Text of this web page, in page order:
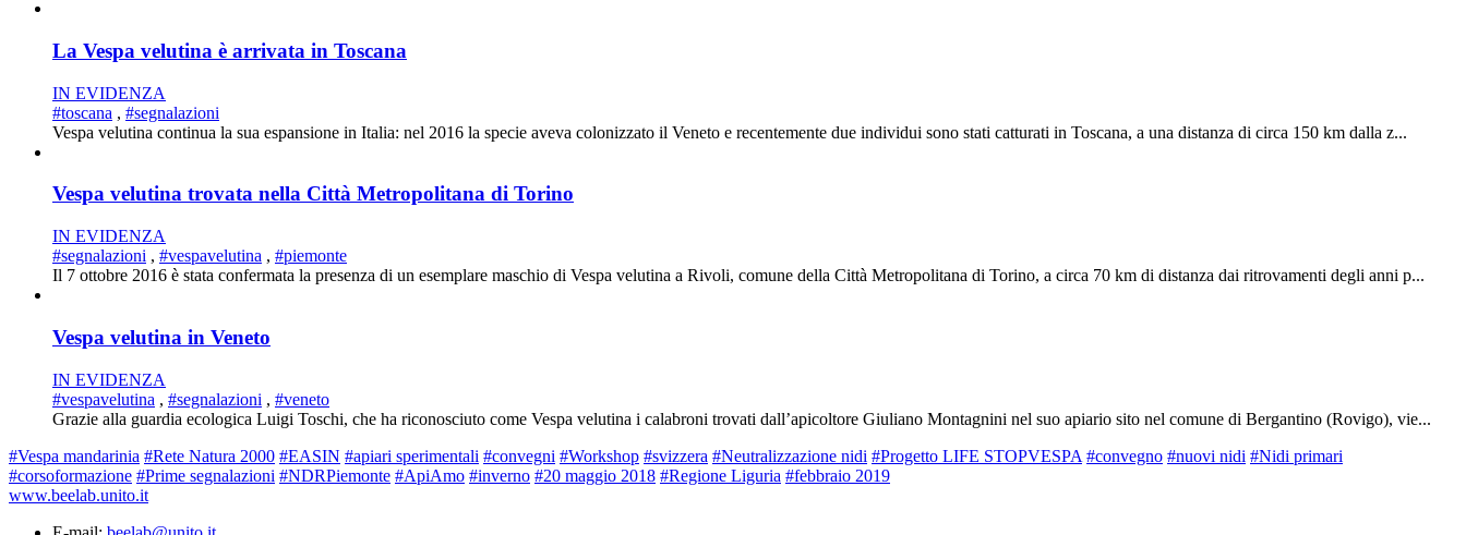
La Vespa velutina è arrivata in Toscana
IN EVIDENZA
#toscana , #segnalazioni
Vespa velutina continua la sua espansione in Italia: nel 2016 la specie aveva colonizzato il Veneto e recentemente due individui sono stati catturati in Toscana, a una distanza di circa 150 km dalla z...
Vespa velutina trovata nella Città Metropolitana di Torino
IN EVIDENZA
#segnalazioni , #vespavelutina , #piemonte
Il 7 ottobre 2016 è stata confermata la presenza di un esemplare maschio di Vespa velutina a Rivoli, comune della Città Metropolitana di Torino, a circa 70 km di distanza dai ritrovamenti degli anni p...
Vespa velutina in Veneto
IN EVIDENZA
#vespavelutina , #segnalazioni , #veneto
Grazie alla guardia ecologica Luigi Toschi, che ha riconosciuto come Vespa velutina i calabroni trovati dall’apicoltore Giuliano Montagnini nel suo apiario sito nel comune di Bergantino (Rovigo), vie...
#Vespa mandarinia #Rete Natura 2000 #EASIN #apiari sperimentali #convegni #Workshop #svizzera #Neutralizzazione nidi #Progetto LIFE STOPVESPA #convegno #nuovi nidi #Nidi primari
#corsoformazione #Prime segnalazioni #NDRPiemonte #ApiAmo #inverno #20 maggio 2018 #Regione Liguria #febbraio 2019
www.beelab.unito.it